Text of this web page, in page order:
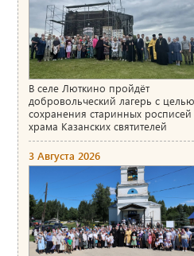
В селе Люткино пройдёт
добровольческий лагерь с целью
сохранения старинных росписей
храма Казанских святителей
3 Августа 2026